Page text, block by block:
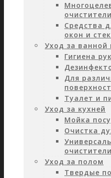
очистители
Средства
окон и
Уход за ванной
Гигиена рук
Для
Туалет и
Уход за кухней
Мойка
Очистка
очистители
Уход за полом
Твердые